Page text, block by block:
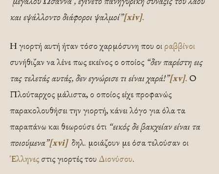
και εψάλλοντο διάφοροι ψαλμοί”[xiv].
Η γιορτή αυτή ήταν τόσο χαρμόσυνη που οι ραββίνοι
συνήθιζαν να λένε πως εκείνος ο οποίος “δεν παρέστη εις
τας τελετάς αυτάς, δεν εγνώρισε τι είναι χαρά!”[xv]. Ο
Πλούταρχος μάλιστα, ο οποίος είχε προφανώς
παρακολουθήσει την γιορτή, κάνει λόγο για όλα τα
παραπάνω και θεωρούσε ότι “εικός δε βακχείαν είναι τα
ποιούμενα”[xvi] δηλ. μοιάζουν με όσα τελούσαν οι
Έλληνες στις γιορτές του Διονύσου.